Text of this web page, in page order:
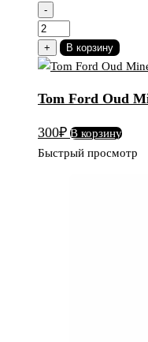
-
Количество
товара
Tom
Oud
+ В корзину
Tom Ford Oud
300₽ В корзину
Быстрый просмотр